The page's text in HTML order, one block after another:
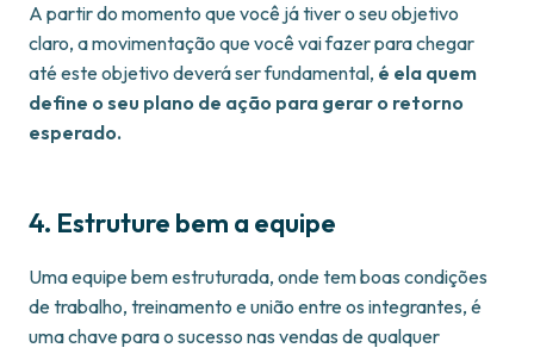
A partir do momento que você já tiver o seu objetivo
claro, a movimentação que você vai fazer para chegar
até este objetivo deverá ser fundamental, é ela quem
define o seu plano de ação para gerar o retorno
esperado.
4. Estruture bem a equipe
Uma equipe bem estruturada, onde tem boas condições
de trabalho, treinamento e união entre os integrantes, é
uma chave para o sucesso nas vendas de qualquer